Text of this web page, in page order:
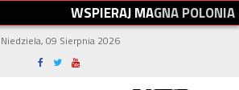
WSPIERAJMAGNAPOLONIA
Niedziela, 09 Sierpnia 2026